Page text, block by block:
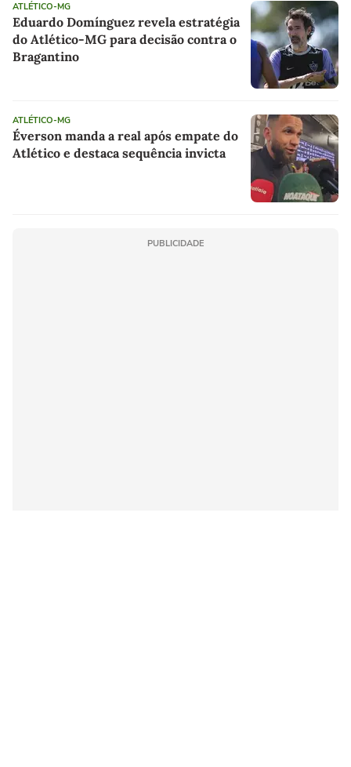
ATLÉTICO-MG
Eduardo Domínguez revela estratégia
do Atlético-MG para decisão contra o
Bragantino
ATLÉTICO-MG
Éverson manda a real após empate do
Atlético e destaca sequência invicta
PUBLICIDADE